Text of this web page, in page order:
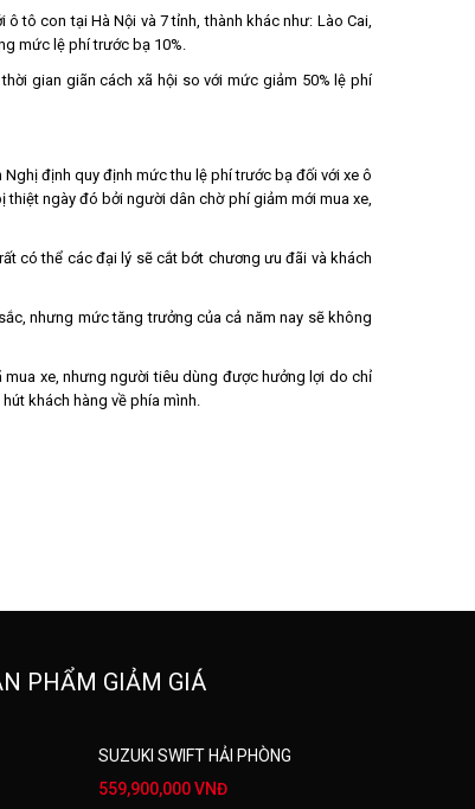
tô con tại Hà Nội và 7 tỉnh, thành khác như: Lào Cai,
mức lệ phí trước bạ 10%.
gian giãn cách xã hội so với mức giảm 50% lệ phí
định quy định mức thu lệ phí trước bạ đối với xe ô
ngày đó bởi người dân chờ phí giảm mới mua xe,
có thể các đại lý sẽ cắt bớt chương ưu đãi và khách
nhưng mức tăng trưởng của cả năm nay sẽ không
xe, nhưng người tiêu dùng được hưởng lợi do chỉ
khách hàng về phía mình.
PHẨM GIẢM GIÁ
SUZUKI SWIFT HẢI PHÒNG
559,900,000 VNĐ